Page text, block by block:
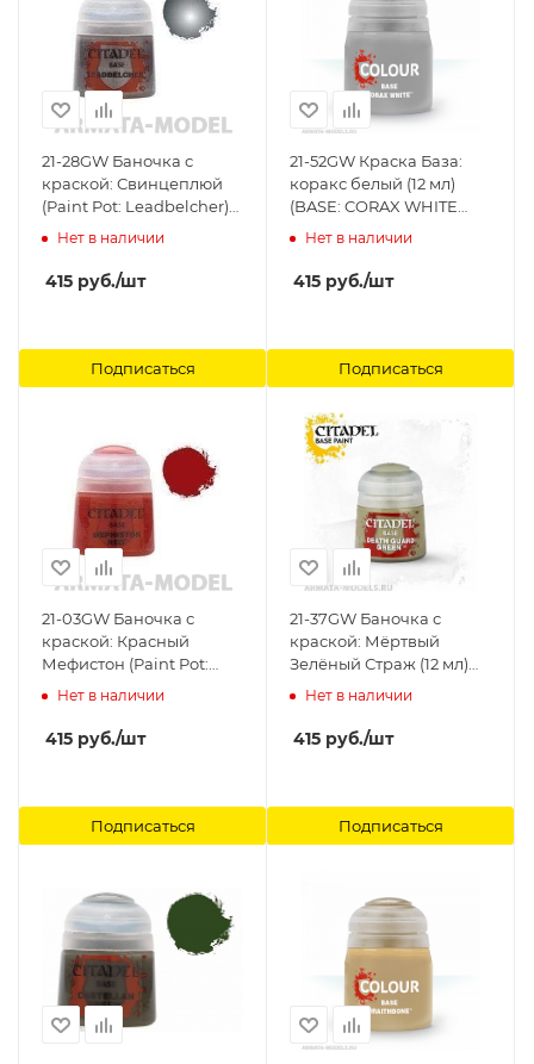
21-28GW Баночка с
краской: Свинцеплюй
(Paint Pot: Leadbelcher)
Citadel
Нет в наличии
415 руб./шт
Подписаться
21-52GW Краска База:
коракс белый (12 мл)
(BASE: CORAX WHITE
(12ML) Citadel
Нет в наличии
415 руб./шт
Подписаться
21-03GW Баночка с
краской: Красный
Мефистон (Paint Pot:
Mephiston Red) Citadel
Нет в наличии
415 руб./шт
Подписаться
21-37GW Баночка с
краской: Мёртвый
Зелёный Страж (12 мл)
(BASE: DEATH GUARD
Нет в наличии
415 руб./шт
Подписаться